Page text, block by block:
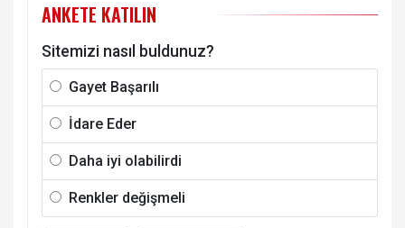
ANKETE KATILIN
Sitemizi nasıl buldunuz?
Gayet Başarılı
İdare Eder
Daha iyi olabilirdi
Renkler değişmeli